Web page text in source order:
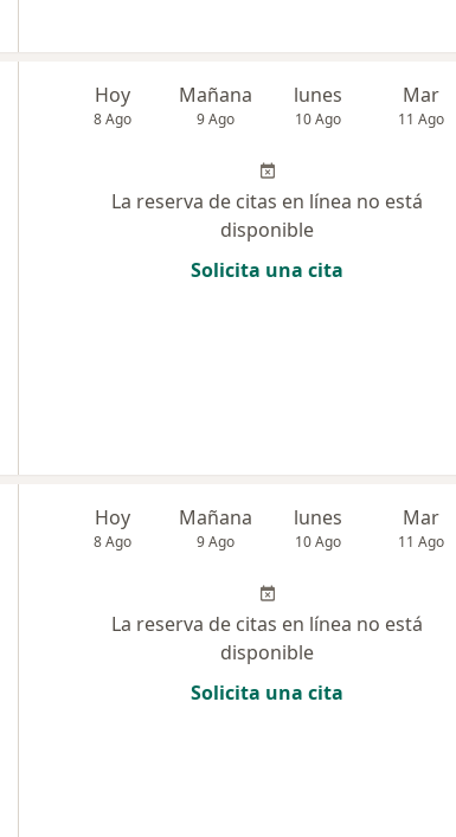
Hoy
8 Ago
Mañana
9 Ago
lunes
10 Ago
Mar
11 Ago
La reserva de citas en línea no está
disponible
Solicita una cita
Hoy
8 Ago
Mañana
9 Ago
lunes
10 Ago
Mar
11 Ago
La reserva de citas en línea no está
disponible
Solicita una cita